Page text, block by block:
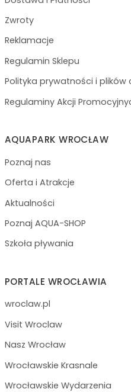
Zwroty
Reklamacje
Regulamin Sklepu
Polityka prywatności i plików
Regulaminy Akcji
AQUAPARK WROCŁAW
Poznaj nas
Oferta i Atrakcje
Aktualności
Poznaj AQUA-SHOP
Szkoła pływania
PORTALE WROCŁAWIA
wroclaw.pl
Visit Wroclaw
Nasz Wrocław
Wrocławskie Krasnale
Wrocławskie Wydarzenia